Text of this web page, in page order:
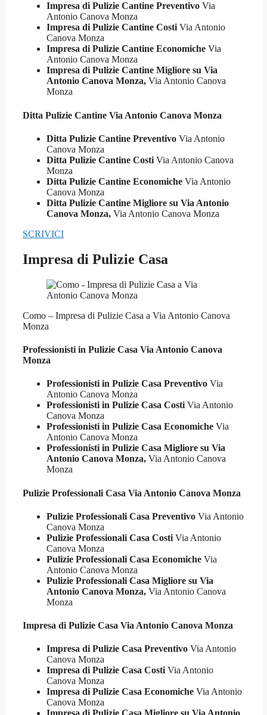
Impresa di Pulizie Cantine Preventivo Via
Antonio Canova Monza
Impresa di Pulizie Cantine CostiVia Antonio
Canova Monza
Impresa di Pulizie Cantine Economiche Via
Antonio Canova Monza
Impresa di Pulizie Cantine Migliore su Via
Antonio Canova Monza, Via Antonio Canova
Monza
Ditta Pulizie Cantine Via Antonio Canova Monza
Ditta Pulizie Cantine Preventivo Via Antonio
Canova Monza
Ditta Pulizie Cantine Costi Via Antonio Canova
Monza
Ditta Pulizie Cantine Economiche Via Antonio
Canova Monza
Ditta Pulizie Cantine Migliore su Via Antonio
Canova Monza, Via Antonio Canova Monza
SCRIVICI
Impresa di Pulizie Casa
Como – Impresa di Pulizie Casa a Via Antonio Canova
Monza
Professionisti in Pulizie Casa Via Antonio Canova
Monza
Professionisti in Pulizie Casa Preventivo Via
Antonio Canova Monza
Professionisti in Pulizie Casa Costi Via Antonio
Canova Monza
Professionisti in Pulizie Casa Economiche Via
Antonio Canova Monza
Professionisti in Pulizie Casa Migliore su Via
Antonio Canova Monza, Via Antonio Canova
Monza
Pulizie Professionali Casa Via Antonio Canova Monza
Pulizie Professionali Casa Preventivo Via Antonio
Canova Monza
Pulizie Professionali Casa Costi Via Antonio
Canova Monza
Pulizie Professionali Casa Economiche Via
Antonio Canova Monza
Pulizie Professionali Casa Migliore su Via
Antonio Canova Monza, Via Antonio Canova
Monza
Impresa di Pulizie Casa Via Antonio Canova Monza
Impresa di Pulizie Casa Preventivo Via Antonio
Canova Monza
Impresa di Pulizie Casa CostiVia Antonio
Canova Monza
Impresa di Pulizie Casa Economiche Via Antonio
Canova Monza